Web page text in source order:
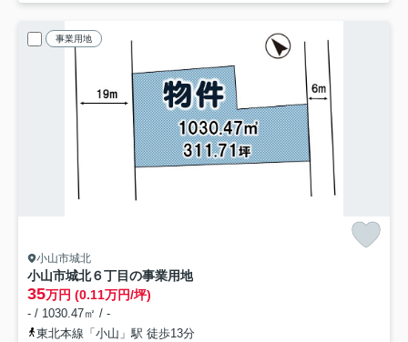
事業用地
小山市城北
小山市城北６丁目の事業用地
35万円 (0.11万円/坪)
- / 1030.47㎡ / -
東北本線「小山」駅 徒歩13分